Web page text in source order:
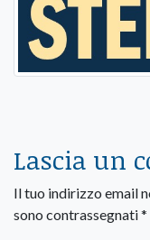
Lascia un
Il tuo indirizzo email
sono contrassegnati*